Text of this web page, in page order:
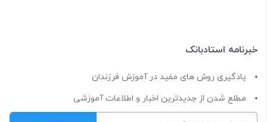
خبرنامه استادبانک
یادگیری روش های مفید در آموزش فرزندان
مطلع شدن از جدیدترین اخبار و اطلاعات آموزشی